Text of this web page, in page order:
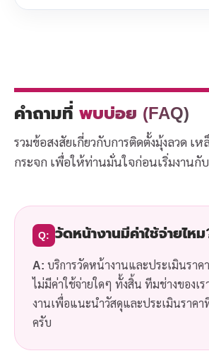
คำถามที่ พบบ่อย (FAQ)
รวมข้อสงสัยเกี่ยวกับการติดตั้งมุ้งลวด เ
กระจก เพื่อให้ท่านมั่นใจก่อนเริ่มงานกับ
Q: วัดหน้างานมีค่าใช้จ่ายไห
A: บริการวัดหน้างานและประเมินราค
ไม่มีค่าใช้จ่ายใดๆ ทั้งสิ้น ทีมช่างของเ
งานเพื่อแนะนำวัสดุและประเมินราค
ครับ